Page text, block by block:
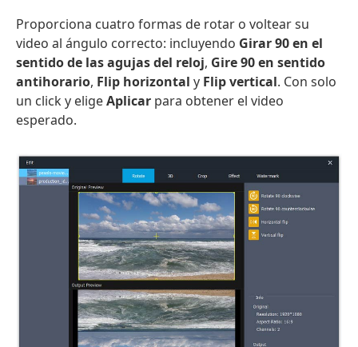
Proporciona cuatro formas de rotar o voltear su
video al ángulo correcto: incluyendo Girar 90 en el
sentido de las agujas del reloj, Gire 90 en sentido
antihorario, Flip horizontal y Flip vertical. Con solo
un click y eligeAplicar para obtener el video
esperado.